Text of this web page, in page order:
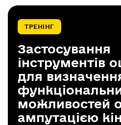
ТРЕНІНГ
Застосування
інструментів
для
можливостей
ампутацією